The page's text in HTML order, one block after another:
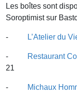
Les boîtes sont
Soroptimist sur
- L’Atelier du
- Restaurant
21
- Michaux